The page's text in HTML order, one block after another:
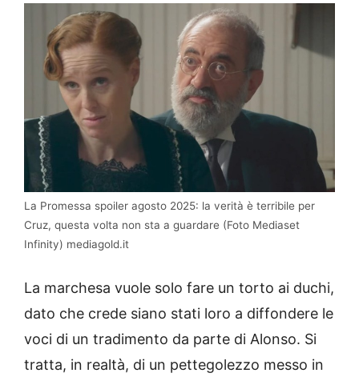
La Promessa spoiler agosto 2025: la verità è terribile per
Cruz, questa volta non sta a guardare (Foto Mediaset
Infinity) mediagold.it
La marchesa vuole solo fare un torto ai duchi,
dato che crede siano stati loro a diffondere le
voci di un tradimento da parte di Alonso. Si
tratta, in realtà, di un pettegolezzo messo in